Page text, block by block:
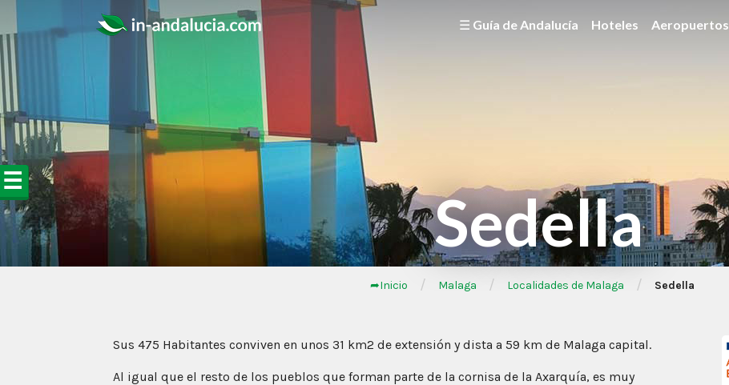
☰ Guía de Andalucía Hoteles Aeropuertos
☰
Sedella
➦Inicio / Malaga / Localidades de Malaga / Sedella
Sus 475 Habitantes conviven en unos 31 km2 de extensión y dista a 59 km de Malaga capital.
Al igual que el resto de los pueblos que forman parte de la cornisa de la Axarquía, es muy